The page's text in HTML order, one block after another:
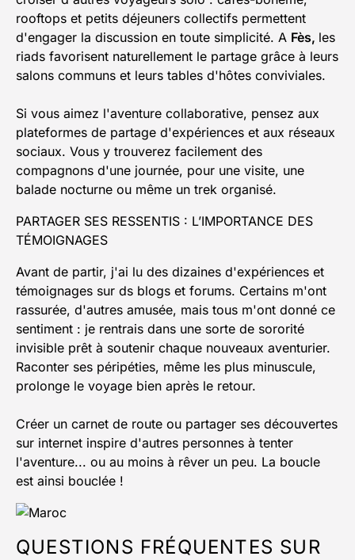
rooftops et petits déjeuners collectifs permettent
d'engager la discussion en toute simplicité. A Fès, les
riads favorisent naturellement le partage grâce à leurs
salons communs et leurs tables d'hôtes conviviales.
Si vous aimez l'aventure collaborative, pensez aux
plateformes de partage d'expériences et aux réseaux
sociaux. Vous y trouverez facilement des
compagnons d'une journée, pour une visite, une
balade nocturne ou même un trek organisé.
PARTAGER SES RESSENTIS : L’IMPORTANCE DES
TÉMOIGNAGES
Avant de partir, j'ai lu des dizaines d'expériences et
témoignages sur ds blogs et forums. Certains m'ont
rassurée, d'autres amusée, mais tous m'ont donné ce
sentiment : je rentrais dans une sorte de sororité
invisible prêt à soutenir chaque nouveaux aventurier.
Raconter ses péripéties, même les plus minuscule,
prolonge le voyage bien après le retour.
Créer un carnet de route ou partager ses découvertes
sur internet inspire d'autres personnes à tenter
l'aventure... ou au moins à rêver un peu. La boucle
est ainsi bouclée !
QUESTIONS FRÉQUENTES SUR